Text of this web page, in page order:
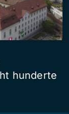
hunderte